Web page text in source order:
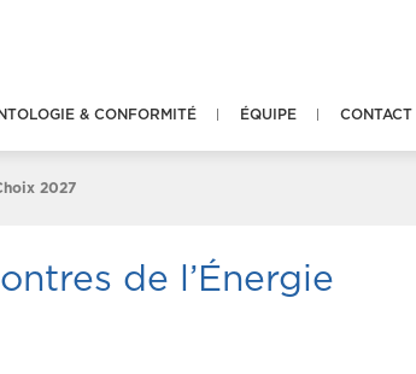
& CONFORMITÉ ÉQUIPE CONTACT
2027
de l’Énergie